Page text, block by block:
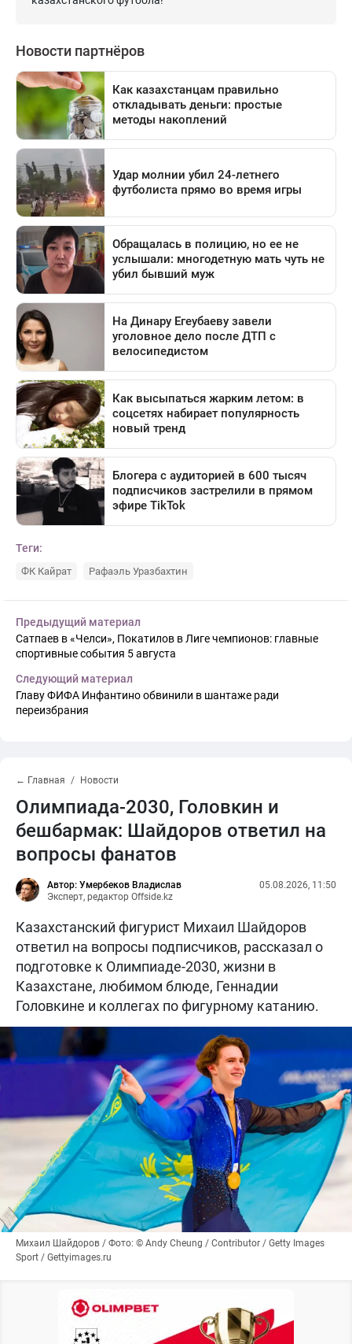
Теги:
ФК Кайрат Рафаэль Уразбахтин
Предыдущий материал
Сатпаев в «Челси», Покатилов в Лиге чемпионов: главные
спортивные события 5 августа
Следующий материал
Главу ФИФА Инфантино обвинили в шантаже ради
переизбрания
← Главная Новости
Олимпиада-2030, Головкин и
бешбармак: Шайдоров ответил на
вопросы фанатов
Автор: Умербеков Владислав
Эксперт, редактор Offside.kz
05.08.2026, 11:50
Казахстанский фигурист Михаил Шайдоров
ответил на вопросы подписчиков, рассказал о
подготовке к Олимпиаде-2030, жизни в
Казахстане, любимом блюде, Геннадии
Головкине и коллегах по фигурному катанию.
Михаил Шайдоров / Фото: © Andy Cheung / Contributor / Getty Images
Sport / Gettyimages.ru